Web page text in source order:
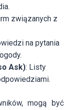
związanych z
na pytania
Ask): Listy
mogą być